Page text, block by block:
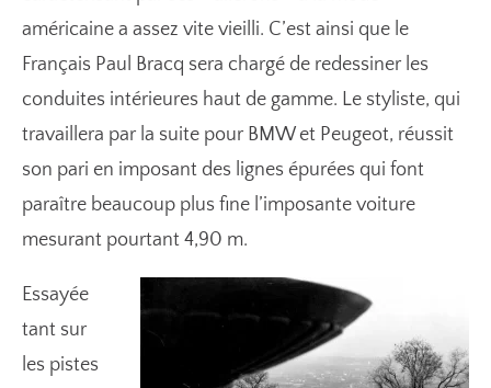
américaine a assez vite vieilli. C’est ainsi que le
Français Paul Bracq sera chargé de redessiner les
conduites intérieures haut de gamme. Le styliste, qui
travaillera par la suite pour BMW et Peugeot, réussit
son pari en imposant des lignes épurées qui font
paraître beaucoup plus fine l’imposante voiture
mesurant pourtant 4,90 m.
Essayée
tant sur
les pistes